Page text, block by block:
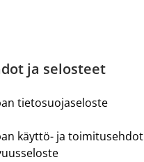
ja selosteet
tietosuojaseloste
käyttö- ja toimitusehdot